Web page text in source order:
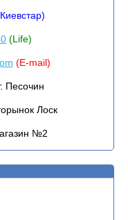
(Life)
(E-mail)
Песочин
Лоск
№2